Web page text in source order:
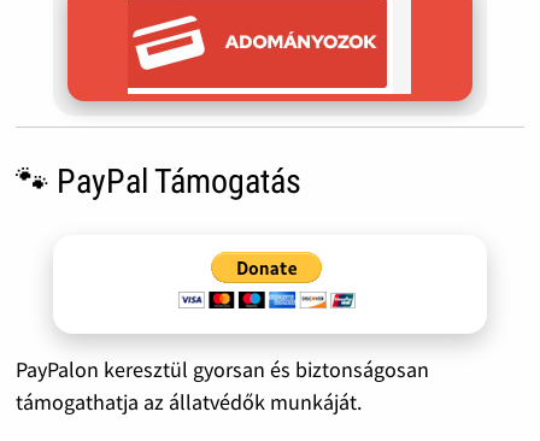
🐾 PayPal Támogatás
PayPalon keresztül gyorsan és biztonságosan
támogathatja az állatvédők munkáját.